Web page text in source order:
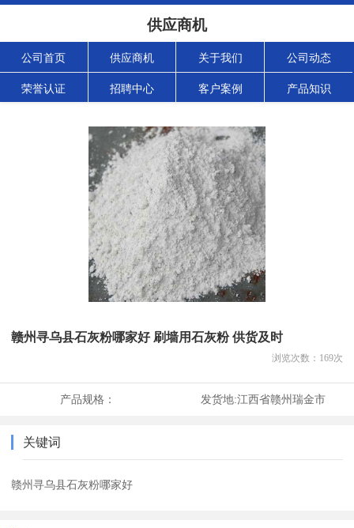
供应商机
公司首页 供应商机 关于我们 公司动态
荣誉认证 招聘中心 客户案例 产品知识
赣州寻乌县石灰粉哪家好 刷墙用石灰粉 供货及时
浏览次数： 169次
产品规格： 发货地:江西省赣州瑞金市
关键词
赣州寻乌县石灰粉哪家好